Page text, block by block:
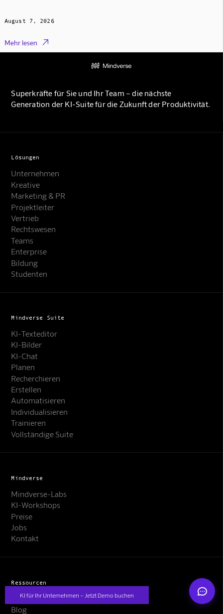
KI für Ihr Unternehmen – Jetzt Demo buchen
August 7, 2026
Mehr lesen 
Superkräfte für Sie und Ihr Team – die nächste
Generation der KI-Suite für die Zukunft der Produktivität.
Lösungen
Unternehmen
Kreative
Marketing & PR
Projektleiter
Vertrieb
Rechtswesen
Teams
Enterprise
Bildung
Studenten
Mindverse Suite
KI-Texteditor
KI-Bilder
KI-Chat
Planen
Recherchieren
Erstellen
Automatisieren
Individualisieren
Trainieren
Vollständige Suite
Mindverse
Mindverse-Labs
KI-Workshops
Preise
Jobs
Kontakt
Ressourcen
Nachrichten
Blog